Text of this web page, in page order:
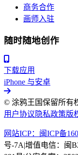
商务合作
画师入驻
随时随地创作
下载应用
iPhone 与安卓
© 涂鸦王国保留所有
用户协议 隐私政策版
网站ICP：闽ICP备
号-7A|增值电信：闽